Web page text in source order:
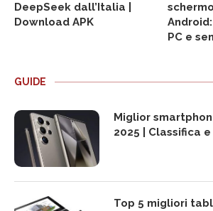
DeepSeek dall’Italia |
Download APK
PC e
GUIDE
Miglior
2025 | Classifica
Top 5 migliori